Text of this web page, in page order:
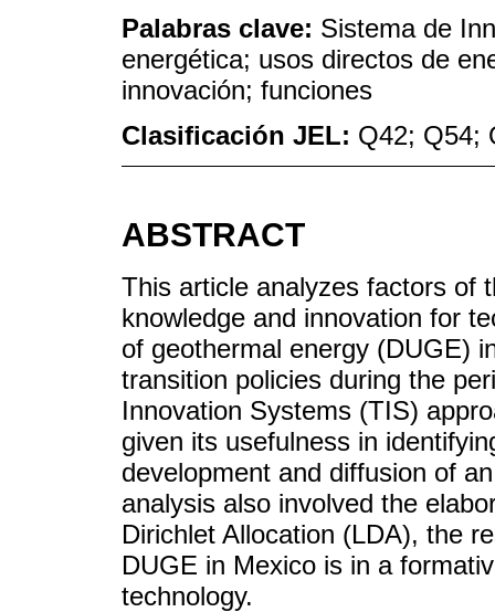
Palabras clave: Sistema de
energética; usos directos de
innovación; funciones
Clasificación JEL: Q42; Q54;
ABSTRACT
This article analyzes factors of
knowledge and innovation for
of geothermal energy (DUGE)
transition policies during the
Innovation Systems (TIS)
given its usefulness in
development and diffusion of
analysis also involved the
Dirichlet Allocation (LDA), the
DUGE in Mexico is in a
technology.